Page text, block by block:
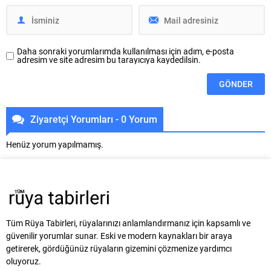
Daha sonraki yorumlarımda kullanılması için adım, e-posta
adresim ve site adresim bu tarayıcıya kaydedilsin.
Ziyaretçi Yorumları - 0 Yorum
Henüz yorum yapılmamış.
Tüm Rüya Tabirleri, rüyalarınızı anlamlandırmanız için kapsamlı ve
güvenilir yorumlar sunar. Eski ve modern kaynakları bir araya
getirerek, gördüğünüz rüyaların gizemini çözmenize yardımcı
oluyoruz.